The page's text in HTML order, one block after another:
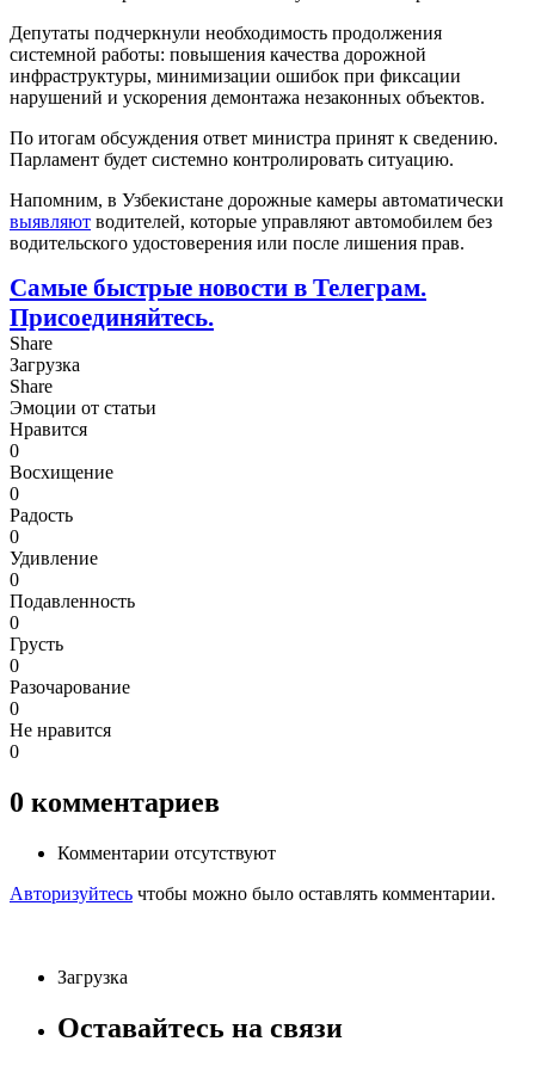
Депутаты подчеркнули необходимость продолжения
системной работы: повышения качества дорожной
инфраструктуры, минимизации ошибок при фиксации
нарушений и ускорения демонтажа незаконных объектов.
По итогам обсуждения ответ министра принят к сведению.
Парламент будет системно контролировать ситуацию.
Напомним, в Узбекистане дорожные камеры автоматически
выявляют водителей, которые управляют автомобилем без
водительского удостоверения или после лишения прав.
Самые быстрые новости в Телеграм.
Присоединяйтесь.
Share
Загрузка
Share
Эмоции от статьи
Нравится
0
Восхищение
0
Радость
0
Удивление
0
Подавленность
0
Грусть
0
Разочарование
0
Не нравится
0
0 комментариев
Комментарии отсутствуют
Авторизуйтесь чтобы можно было оставлять комментарии.
Загрузка
Оставайтесь на связи